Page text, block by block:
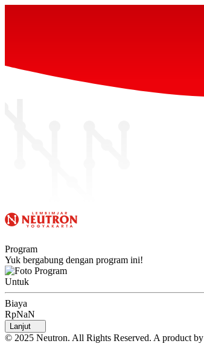
Program
Yuk bergabung dengan program ini!
Untuk
Biaya
RpNaN
Lanjut
© 2025 Neutron. All Rights Reserved. A product by